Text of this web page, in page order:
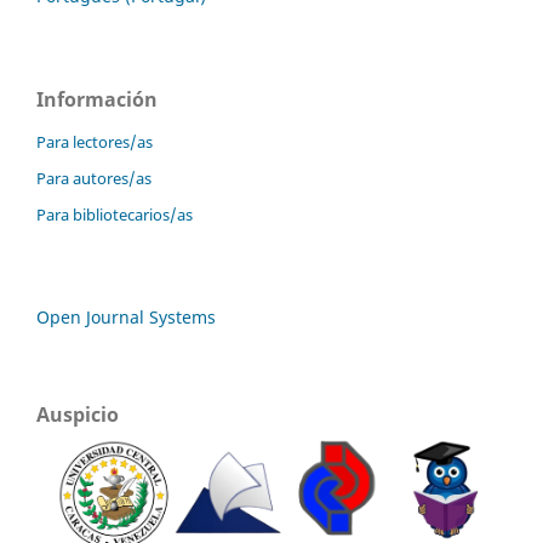
Información
Para lectores/as
Para autores/as
Para bibliotecarios/as
Open Journal Systems
Auspicio